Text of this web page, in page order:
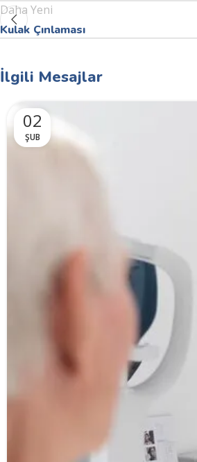
Daha Yeni
Kulak Çınlaması
İlgili Mesajlar
02
ŞUB